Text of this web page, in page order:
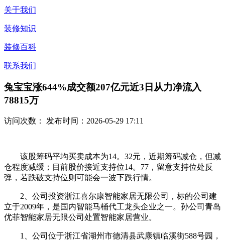
关于我们
装修知识
装修百科
联系我们
兔宝宝涨644%成交额207亿元近3日从力净流入
78815万
访问次数： 发布时间：2026-05-29 17:11
该股筹码平均买卖成本为14。32元，近期筹码减仓，但减
仓程度减缓；目前股价接近支持位14。77，留意支持位处反
弹，若跌破支持位则可能会一波下跌行情。
2、公司投资浙江喜尔康智能家居无限公司，标的公司建
立于2009年，是国内智能马桶代工龙头企业之一。孙公司青岛
优菲智能家居无限公司处置智能家居营业。
1、公司位于浙江省湖州市德清县武康镇临溪街588号园，